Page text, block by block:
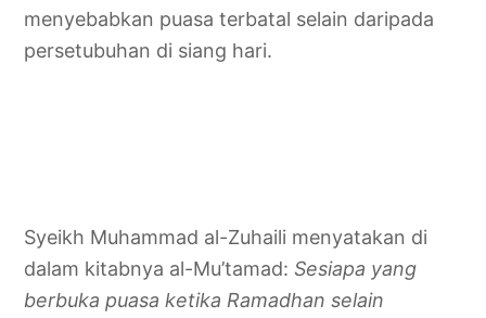
menyebabkan puasa terbatal selain daripada
persetubuhan di siang hari.
Syeikh Muhammad al-Zuhaili menyatakan di
dalam kitabnya al-Mu’tamad: Sesiapa yang
berbuka puasa ketika Ramadhan selain